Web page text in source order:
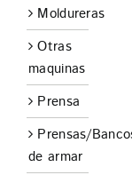
Moldureras
Otras
maquinas
Prensa
Prensas/
de armar